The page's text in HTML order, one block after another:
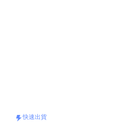
快速出貨